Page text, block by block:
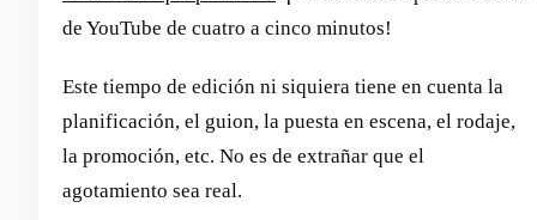
de YouTube de cuatro a cinco minutos!
Este tiempo de edición ni siquiera tiene en cuenta la
planificación, el guion, la puesta en escena, el rodaje,
la promoción, etc. No es de extrañar que el
agotamiento sea real.